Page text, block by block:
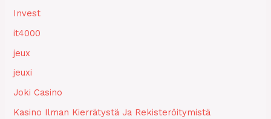
Invest
it4000
jeux
jeuxi
Joki Casino
Kasino Ilman Kierrätystä Ja Rekisteröitymistä